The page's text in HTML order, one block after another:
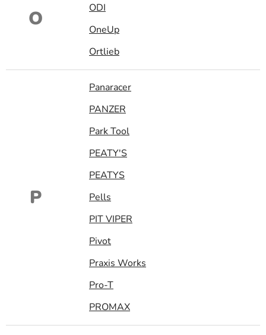
O
ODI
OneUp
Ortlieb
P
Panaracer
PANZER
Park Tool
PEATY'S
PEATYS
Pells
PIT VIPER
Pivot
Praxis Works
Pro-T
PROMAX